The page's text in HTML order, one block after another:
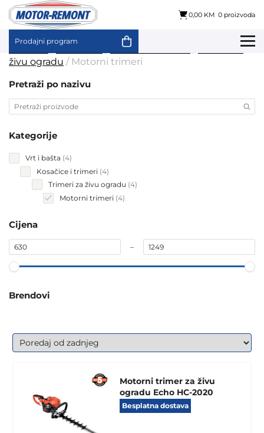
content
0,00 KM 0 proizvoda
Prodajni program
Početna Vrt i bašta Kosačice i trimeri
Trimeri za
živu ogradu / Motorni trimeri
Pretraži po nazivu
Kategorije
Vrt i bašta 44
Kosačice i trimeri 44
products
Trimeri za živu ogradu 44
Motorni trimeri 44
Cijena
–
Brendovi
Motorni trimer za živu
ogradu Echo HC-2020
Besplatna dostava